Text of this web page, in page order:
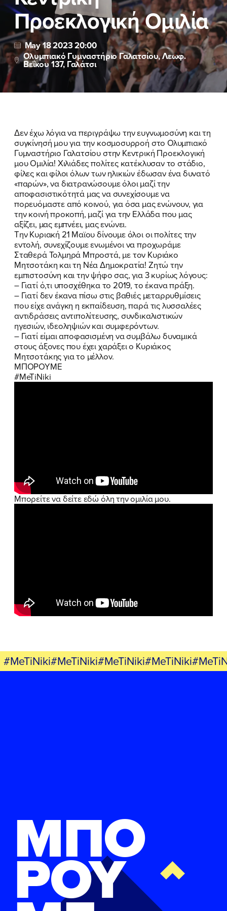
ΠΟΙΑ ΕΙΜΑΙ
Προεκλογική Ομιλία
May 18 2023 20:00
Ολυμπιακό Γυμναστήριο Γαλατσίου, Λεωφ.
Βεΐκου 137, Γαλάτσι
Δεν έχω λόγια να περιγράψω την ευγνωμοσύνη και τη
συγκίνησή μου για την κοσμοσυρροή στο Ολυμπιακό
Γυμναστήριο Γαλατσίου στην Κεντρική Προεκλογική
μου Ομιλία! Χιλιάδες πολίτες κατέκλυσαν το στάδιο,
φίλες και φίλοι όλων των ηλικιών έδωσαν ένα δυνατό
«παρών», να διατρανώσουμε όλοι μαζί την
αποφασιστικότητά μας να συνεχίσουμε να
πορευόμαστε από κοινού, για όσα μας ενώνουν, για
την κοινή προκοπή, μαζί για την Ελλάδα που μας
αξίζει, μας εμπνέει, μας ενώνει.
Tην Κυριακή 21 Μαϊου δίνουμε όλοι οι πολίτες την
εντολή, συνεχίζουμε ενωμένοι να προχωράμε
Σταθερά Τολμηρά Μπροστά, με τον Κυριάκο
Μητσοτάκη και τη Νέα Δημοκρατία! Ζητώ την
εμπιστοσύνη και την ψήφο σας, για 3 κυρίως λόγους:
– Γιατί ό,τι υποσχέθηκα το 2019, το έκανα πράξη.
– Γιατί δεν έκανα πίσω στις βαθιές μεταρρυθμίσεις
που είχε ανάγκη η εκπαίδευση, παρά τις λυσσαλέες
αντιδράσεις αντιπολίτευσης, συνδικαλιστικών
ηγεσιών, ιδεοληψιών και συμφερόντων.
– Γιατί είμαι αποφασισμένη να συμβάλω δυναμικά
στους άξονες που έχει χαράξει ο Κυριάκος
Μητσοτάκης για το μέλλον.
ΜΠΟΡΟΥΜΕ
#MeTiNiki
Μπορείτε να δείτε εδώ όλη την ομιλία μου.
ΜΠΟ
ΡΟΥ
ΕΠΙΘΕΤΟ*
ΤΗΛΕΦΩΝΟ*
EMAIL
και τους τους
Χρήσηςτου δικτυακού τόπου του
Πολιτικού Γραφείου της Βουλευτού
Νίκης Κεραμέως
ΥΠΟΒΟΛΗ
ΕΠΙΘΕΤΟ*
ΤΗΛΕΦΩΝΟ
EMAIL
και τους τους
Χρήσηςτου δικτυακού τόπου του
Πολιτικού Γραφείου της Βουλευτού
Νίκης Κεραμέως
ΥΠΟΒΟΛΗ